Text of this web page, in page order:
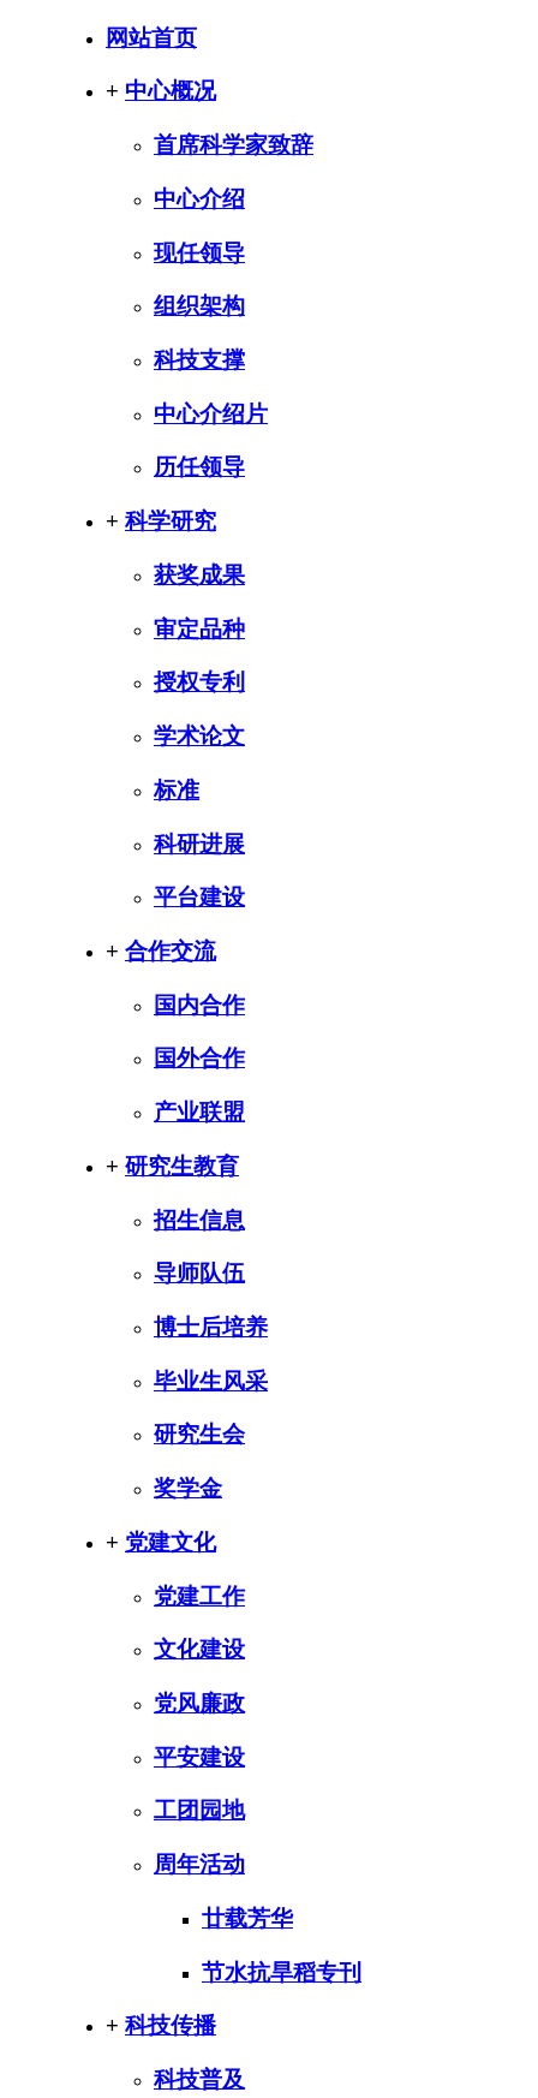
网站首页
+ 中心概况
首席科学家致辞
中心介绍
现任领导
组织架构
科技支撑
中心介绍片
历任领导
+ 科学研究
获奖成果
审定品种
授权专利
学术论文
标准
科研进展
平台建设
+ 合作交流
国内合作
国外合作
产业联盟
+ 研究生教育
招生信息
导师队伍
博士后培养
毕业生风采
研究生会
奖学金
+ 党建文化
党建工作
文化建设
党风廉政
平安建设
工团园地
周年活动
廿载芳华
节水抗旱稻专刊
+ 科技传播
科技普及